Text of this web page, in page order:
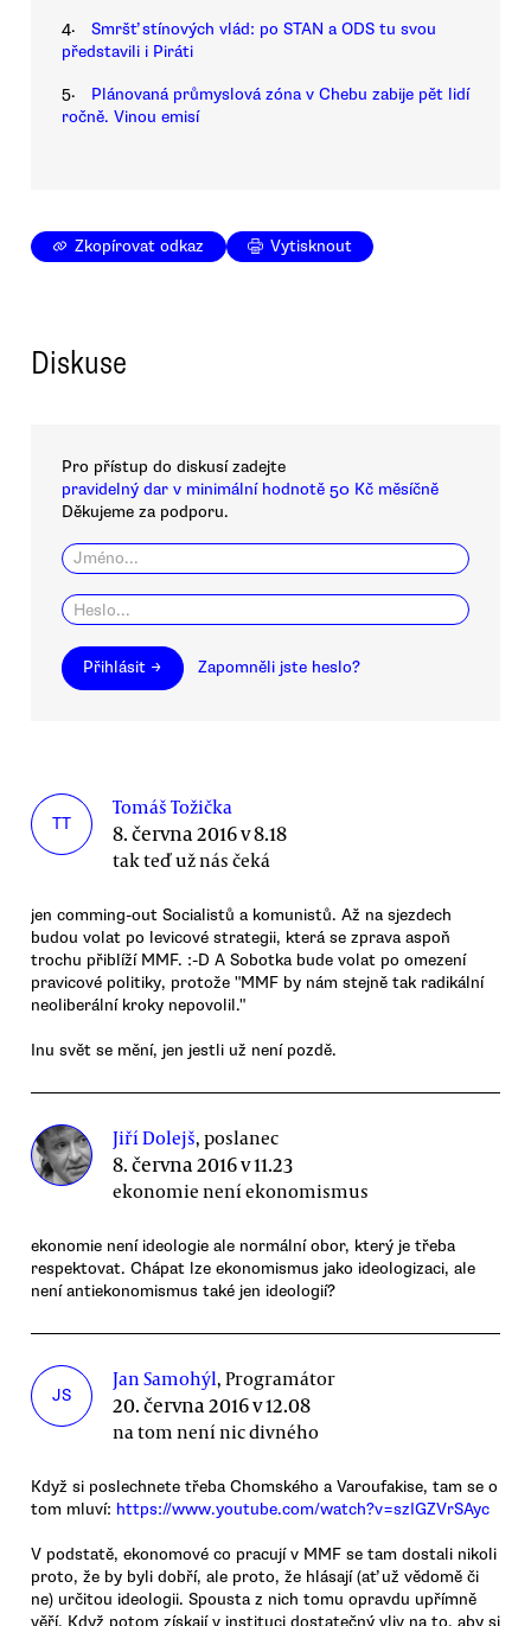
4.
Smršť stínových vlád: po STAN a ODS tu svou
představili i Piráti
5.
Plánovaná průmyslová zóna v Chebu zabije pět lidí
ročně. Vinou emisí
Zkopírovat odkaz Vytisknout
Diskuse
Pro přístup do diskusí zadejte
pravidelný dar v minimální hodnotě 50 Kč měsíčně
Děkujeme za podporu.
Přihlásit → Zapomněli jste heslo?
TT
Tomáš Tožička
8. června 2016 v 8.18
tak teď už nás čeká
jen comming-out Socialistů a komunistů. Až na sjezdech
budou volat po levicové strategii, která se zprava aspoň
trochu přiblíží MMF. :-D A Sobotka bude volat po omezení
pravicové politiky, protože "MMF by nám stejně tak radikální
neoliberální kroky nepovolil."
Inu svět se mění, jen jestli už není pozdě.
Jiří Dolejš, poslanec
8. června 2016 v 11.23
ekonomie není ekonomismus
ekonomie není ideologie ale normální obor, který je třeba
respektovat. Chápat lze ekonomismus jako ideologizaci, ale
není antiekonomismus také jen ideologií?
JS
Jan Samohýl, Programátor
20. června 2016 v 12.08
na tom není nic divného
Když si poslechnete třeba Chomského a Varoufakise, tam se o
tom mluví: https://www.youtube.com/watch?v=szIGZVrSAyc
V podstatě, ekonomové co pracují v MMF se tam dostali nikoli
proto, že by byli dobří, ale proto, že hlásají (ať už vědomě či
ne) určitou ideologii. Spousta z nich tomu opravdu upřímně
věří. Když potom získají v instituci dostatečný vliv na to, aby si